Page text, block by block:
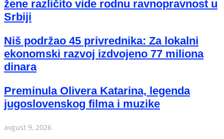
žene različito vide rodnu ravnopravnost u
Srbiji
Niš podržao 45 privrednika: Za lokalni
ekonomski razvoj izdvojeno 77 miliona
dinara
Preminula Olivera Katarina, legenda
jugoslovenskog filma i muzike
avgust 9, 2026